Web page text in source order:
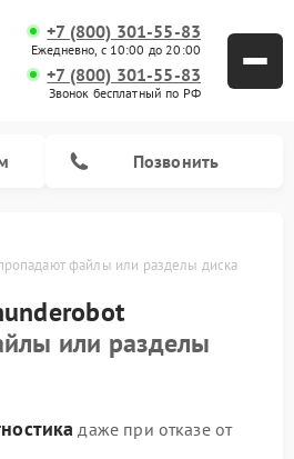
+7 (800) 301-55-83
Ежедневно, с 10:00 до 20:00
+7 (800) 301-55-83
Звонок бесплатный по РФ
Позвонить
файлы или разделы диска
или разделы
даже при отказе от